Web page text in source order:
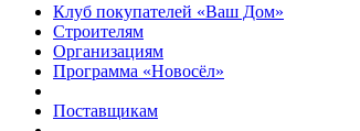
Клуб покупателей «Ваш Дом»
Строителям
Организациям
Программа «Новосёл»
Поставщикам